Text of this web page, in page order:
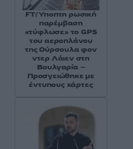
FT: Ύποπτη ρωσική
παρέμβαση
«τύφλωσε» το GPS
του αεροπλάνου
της Ούρσουλα φον
ντερ Λάιεν στη
Βουλγαρία –
Προσγειώθηκε με
έντυπους χάρτες